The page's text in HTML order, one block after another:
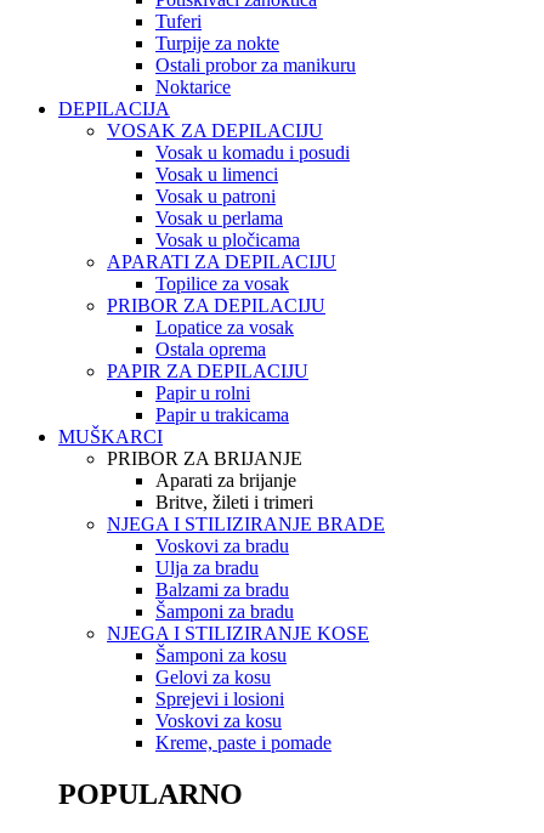
Tuferi
Turpije za nokte
Ostali probor za manikuru
Noktarice
DEPILACIJA
VOSAK ZA DEPILACIJU
Vosak u komadu i posudi
Vosak u limenci
Vosak u patroni
Vosak u perlama
Vosak u pločicama
APARATI ZA DEPILACIJU
Topilice za vosak
PRIBOR ZA DEPILACIJU
Lopatice za vosak
Ostala oprema
PAPIR ZA DEPILACIJU
Papir u rolni
Papir u trakicama
MUŠKARCI
PRIBOR ZA BRIJANJE
Aparati za brijanje
Britve, žileti i trimeri
NJEGA I STILIZIRANJE BRADE
Voskovi za bradu
Ulja za bradu
Balzami za bradu
Šamponi za bradu
NJEGA I STILIZIRANJE KOSE
Šamponi za kosu
Gelovi za kosu
Sprejevi i losioni
Voskovi za kosu
Kreme, paste i pomade
POPULARNO